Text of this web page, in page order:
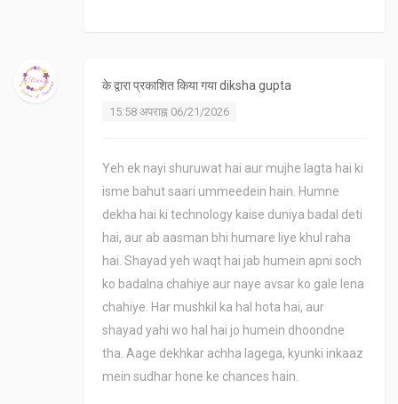
के द्वारा प्रकाशित किया गयाdiksha gupta
15:58 अपराह्न 06/21/2026
Yeh ek nayi shuruwat hai aur mujhe lagta hai ki
isme bahut saari ummeedein hain. Humne
dekha hai ki technology kaise duniya badal deti
hai, aur ab aasman bhi humare liye khul raha
hai. Shayad yeh waqt hai jab humein apni soch
ko badalna chahiye aur naye avsar ko gale lena
chahiye. Har mushkil ka hal hota hai, aur
shayad yahi wo hal hai jo humein dhoondne
tha. Aage dekhkar achha lagega, kyunki inkaaz
mein sudhar hone ke chances hain.